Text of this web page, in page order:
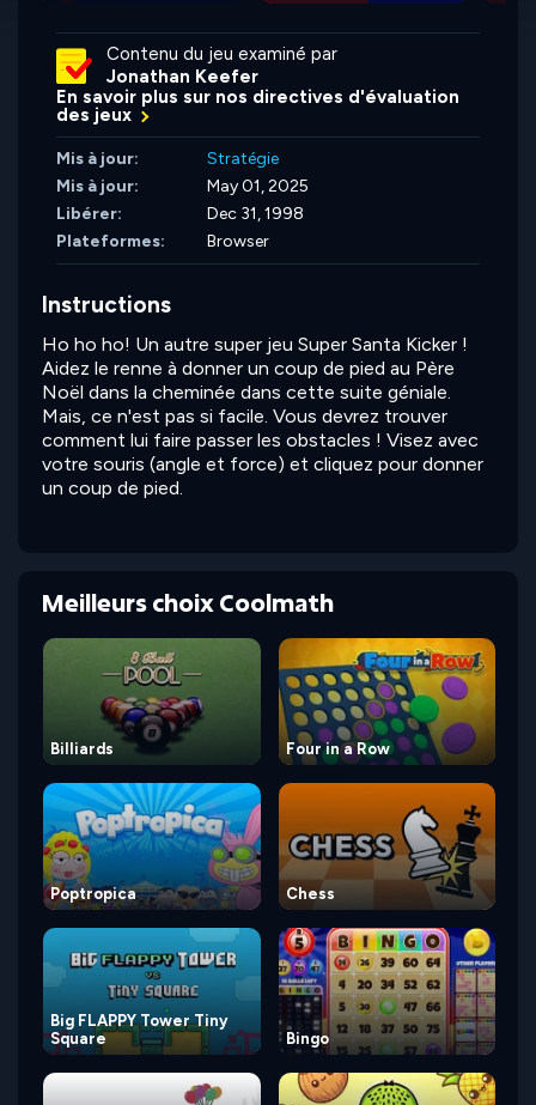
Contenu du jeu examiné par
Jonathan Keefer
En savoir plus sur nos directives d'évaluation
des jeux
Mis à jour:
Stratégie
Mis à jour:
May 01, 2025
Libérer:
Dec 31, 1998
Plateformes:
Browser
Instructions
Ho ho ho! Un autre super jeu Super Santa Kicker !
Aidez le renne à donner un coup de pied au Père
Noël dans la cheminée dans cette suite géniale.
Mais, ce n'est pas si facile. Vous devrez trouver
comment lui faire passer les obstacles ! Visez avec
votre souris (angle et force) et cliquez pour donner
un coup de pied.
Meilleurs choix Coolmath
Billiards Four in a Row
Poptropica Chess
Big FLAPPY Tower Tiny
Square
Bingo